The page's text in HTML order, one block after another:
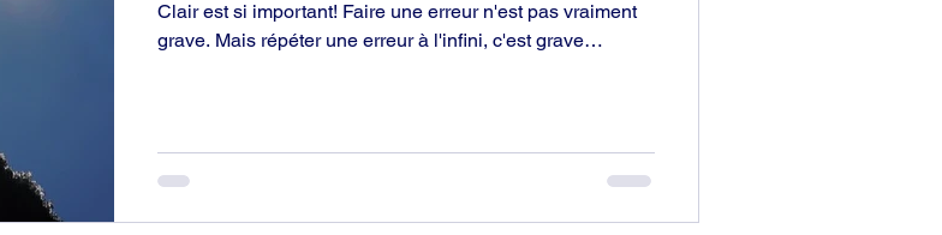
Clair est si important! Faire une erreur n'est pas vraiment
grave. Mais répéter une erreur à l'infini, c'est grave…